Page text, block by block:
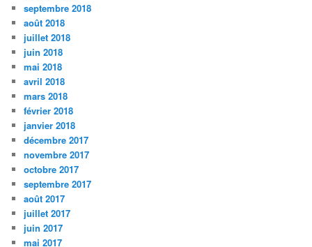
septembre 2018
août 2018
juillet 2018
juin 2018
mai 2018
avril 2018
mars 2018
février 2018
janvier 2018
décembre 2017
novembre 2017
octobre 2017
septembre 2017
août 2017
juillet 2017
juin 2017
mai 2017